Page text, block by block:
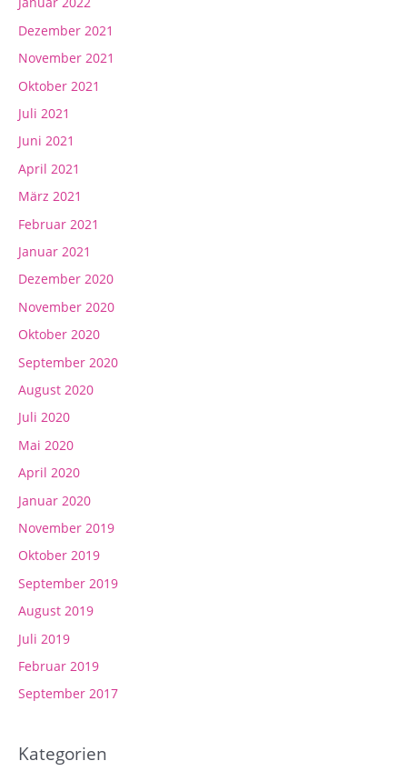
Dezember 2021
November 2021
Oktober 2021
Juli 2021
Juni 2021
April 2021
März 2021
Februar 2021
Januar 2021
Dezember 2020
November 2020
Oktober 2020
September 2020
August 2020
Juli 2020
Mai 2020
April 2020
Januar 2020
November 2019
Oktober 2019
September 2019
August 2019
Juli 2019
Februar 2019
September 2017
Kategorien